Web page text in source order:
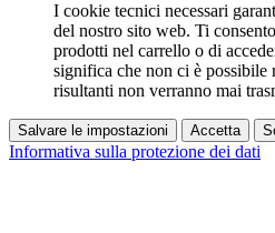
I cookie tecnici necessari
del nostro sito web. Ti
prodotti nel carrello o di
significa che non ci è possibile
risultanti non verranno mai
Salvare le impostazioni Accetta
Informativa sulla protezione dei dati